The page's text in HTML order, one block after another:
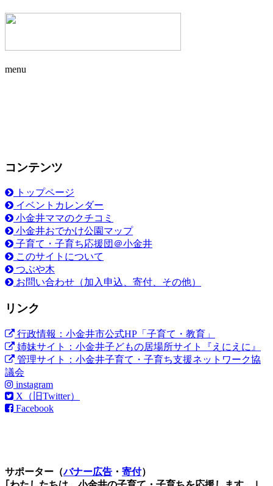
menu
コンテンツ
トップページ
イベントカレンダー
小金井ママのクチコミ
小金井おでかけ公園マップ
子育て・子育ち応援団＠小金井
このサイトについて
つぶや木
お問い合わせ（加入申込、寄付、その他）
リンク
行政情報：小金井市公式HP「子育て・教育」
姉妹サイト：小金井子どもの居場所サイト『えにえに』
管理サイト：小金井子育て・子育ち支援ネットワーク協
議会
instagram
X（旧Twitter）
Facebook
サポーター（バナー広告 ・ 寄付）